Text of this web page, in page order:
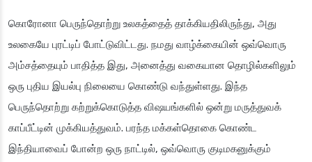
கொரோனா பெருந்தொற்று உலகத்தைத் தாக்கியதிலிருந்து, அது
உலகையே புரட்டிப் போட்டுவிட்டது. நமது வாழ்க்கையின் ஒவ்வொரு
அம்சத்தையும் பாதித்த இது, அனைத்து வகையான தொழில்களிலும்
ஒரு புதிய இயல்பு நிலையை கொண்டு வந்துள்ளது. இந்த
பெருந்தொற்று கற்றுக்கொடுத்த விஷயங்களில் ஒன்று மருத்துவக்
காப்பீட்டின் முக்கியத்துவம். பரந்த மக்கள்தொகை கொண்ட
இந்தியாவைப் போன்ற ஒரு நாட்டில், ஒவ்வொரு குடிமகனுக்கும்